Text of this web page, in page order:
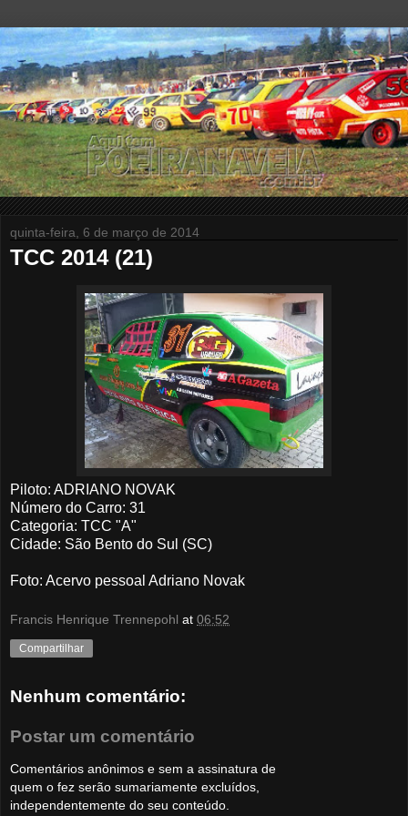
quinta-feira, 6 de março de 2014
TCC 2014 (21)
Piloto: ADRIANO NOVAK
Número do Carro: 31
Categoria: TCC "A"
Cidade: São Bento do Sul (SC)
Foto: Acervo pessoal Adriano Novak
Francis Henrique Trennepohl at 06:52
Compartilhar
Nenhum comentário:
Postar um comentário
Comentários anônimos e sem a assinatura de
quem o fez serão sumariamente excluídos,
independentemente do seu conteúdo.